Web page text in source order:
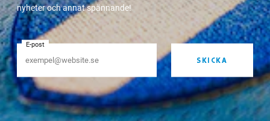
nyheter och annat spännande!
E-post
SKICKA